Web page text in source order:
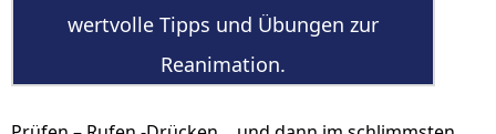
wertvolle Tipps und Übungen zur
Reanimation.